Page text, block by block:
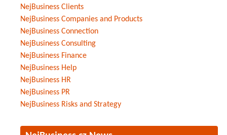
NejBusiness Clients
NejBusiness Companies and Products
NejBusiness Connection
NejBusiness Consulting
NejBusiness Finance
NejBusiness Help
NejBusiness HR
NejBusiness PR
NejBusiness Risks and Strategy